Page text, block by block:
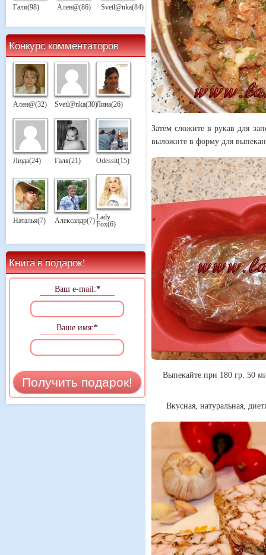
Галя(98) Ален@(86) Svetl@nka(84)
Конкурс комментаторов
Ален@(32) Svetl@nka(30)Лина(26)
Люда(24) Галя(21) Odessit(15)
Наталья(7) Александр(7)Lady
Fox(6)
Книга в подарок!
Ваш e-mail:*
Ваше имя:*
Затем сложите в рукав для
выложите в форму для
Выпекайте при 180 гр. 50
Вкусная, натуральная,